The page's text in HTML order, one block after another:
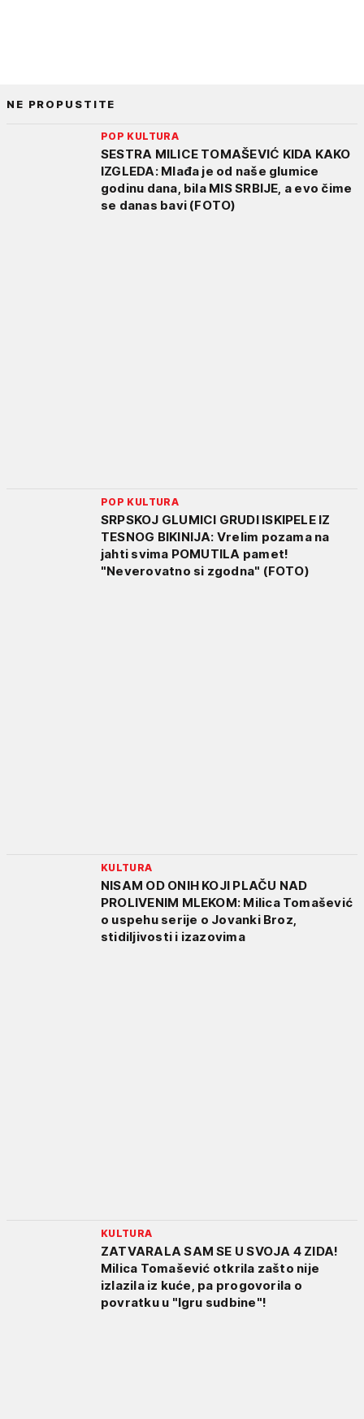
NE PROPUSTITE
POP KULTURA
SESTRA MILICE TOMAŠEVIĆ KIDA KAKO
IZGLEDA: Mlađa je od naše glumice
godinu dana, bila MIS SRBIJE, a evo čime
se danas bavi (FOTO)
POP KULTURA
SRPSKOJ GLUMICI GRUDI ISKIPELE IZ
TESNOG BIKINIJA: Vrelim pozama na
jahti svima POMUTILA pamet!
"Neverovatno si zgodna" (FOTO)
KULTURA
NISAM OD ONIH KOJI PLAČU NAD
PROLIVENIM MLEKOM: Milica Tomašević
o uspehu serije o Jovanki Broz,
stidiljivosti i izazovima
KULTURA
ZATVARALA SAM SE U SVOJA 4 ZIDA!
Milica Tomašević otkrila zašto nije
izlazila iz kuće, pa progovorila o
povratku u "Igru sudbine"!